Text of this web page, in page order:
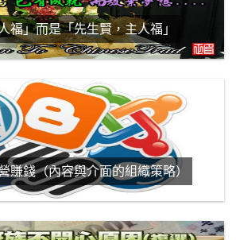
福」而是「先生賢，主人福」
賺錢（內容與介面的組織策略）